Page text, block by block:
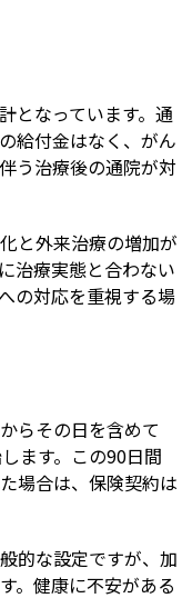
となっています。通
給付金はなく、がん
う治療後の通院が対
と外来治療の増加が
治療実態と合わない
の対応を重視する場
らその日を含めて
ます。この90日間
場合は、保険契約は
的な設定ですが、加
。健康に不安がある